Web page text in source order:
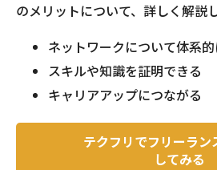
のメリットについて、詳しく解説し
ネットワークについて体系
スキルや知識を証明できる
キャリアアップにつながる
テクフリでフリーラン
してみる